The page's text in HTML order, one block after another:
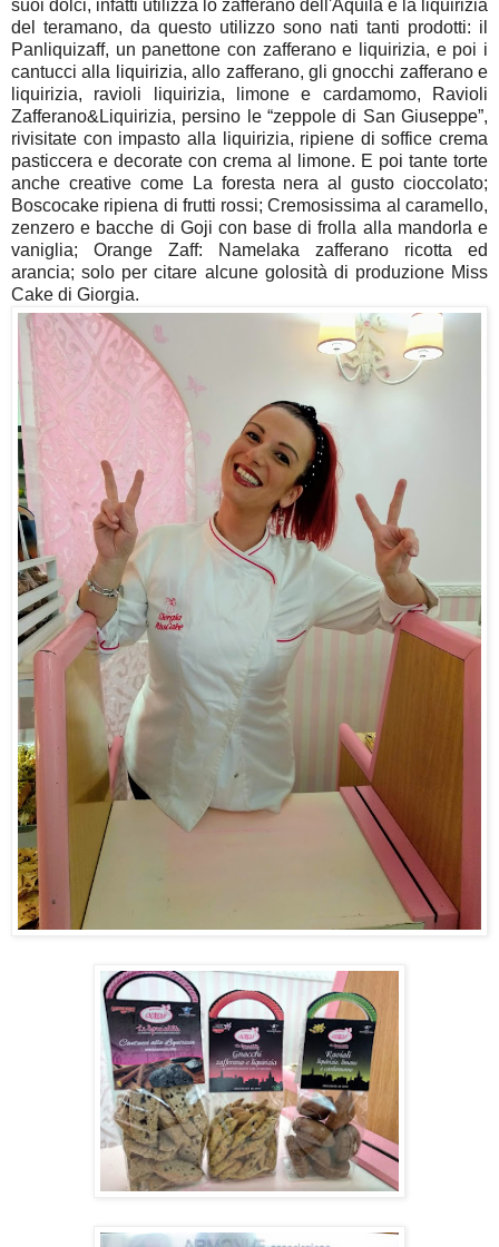
suoi dolci, infatti utilizza lo zafferano dell'Aquila e la liquirizia
del teramano, da questo utilizzo sono nati tanti prodotti: il
Panliquizaff, un panettone con zafferano e liquirizia, e poi i
cantucci alla liquirizia, allo zafferano, gli gnocchi zafferano e
liquirizia, ravioli liquirizia, limone e cardamomo, Ravioli
Zafferano&Liquirizia, persino le “zeppole di San Giuseppe”,
rivisitate con impasto alla liquirizia, ripiene di soffice crema
pasticcera e decorate con crema al limone. E poi tante torte
anche creative come La foresta nera al gusto cioccolato;
Boscocake ripiena di frutti rossi; Cremosissima al caramello,
zenzero e bacche di Goji con base di frolla alla mandorla e
vaniglia; Orange Zaff: Namelaka zafferano ricotta ed
arancia; solo per citare alcune golosità di produzione Miss
Cake di Giorgia.